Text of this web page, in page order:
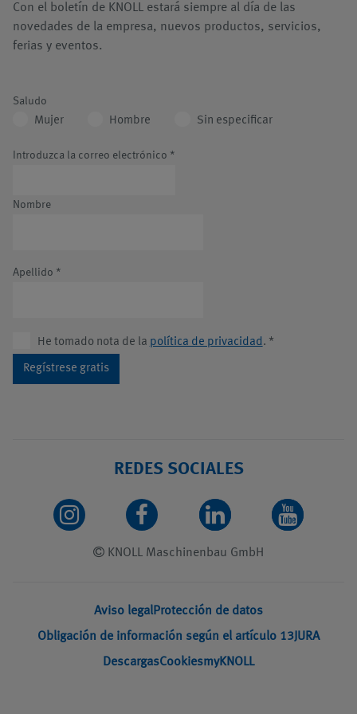
Con el boletín de KNOLL estará siempre al día de las
novedades de la empresa, nuevos productos, servicios,
ferias y eventos.
Saludo
Mujer Hombre Sin especificar
Introduzca la correo electrónico *
Nombre
Apellido *
He tomado nota de la política de privacidad. *
Regístrese gratis
REDES SOCIALES
KNOLL Maschinenbau GmbH
Aviso legalProtección de datos
Obligación de información según el artículo 13JURA
DescargasCookiesmyKNOLL